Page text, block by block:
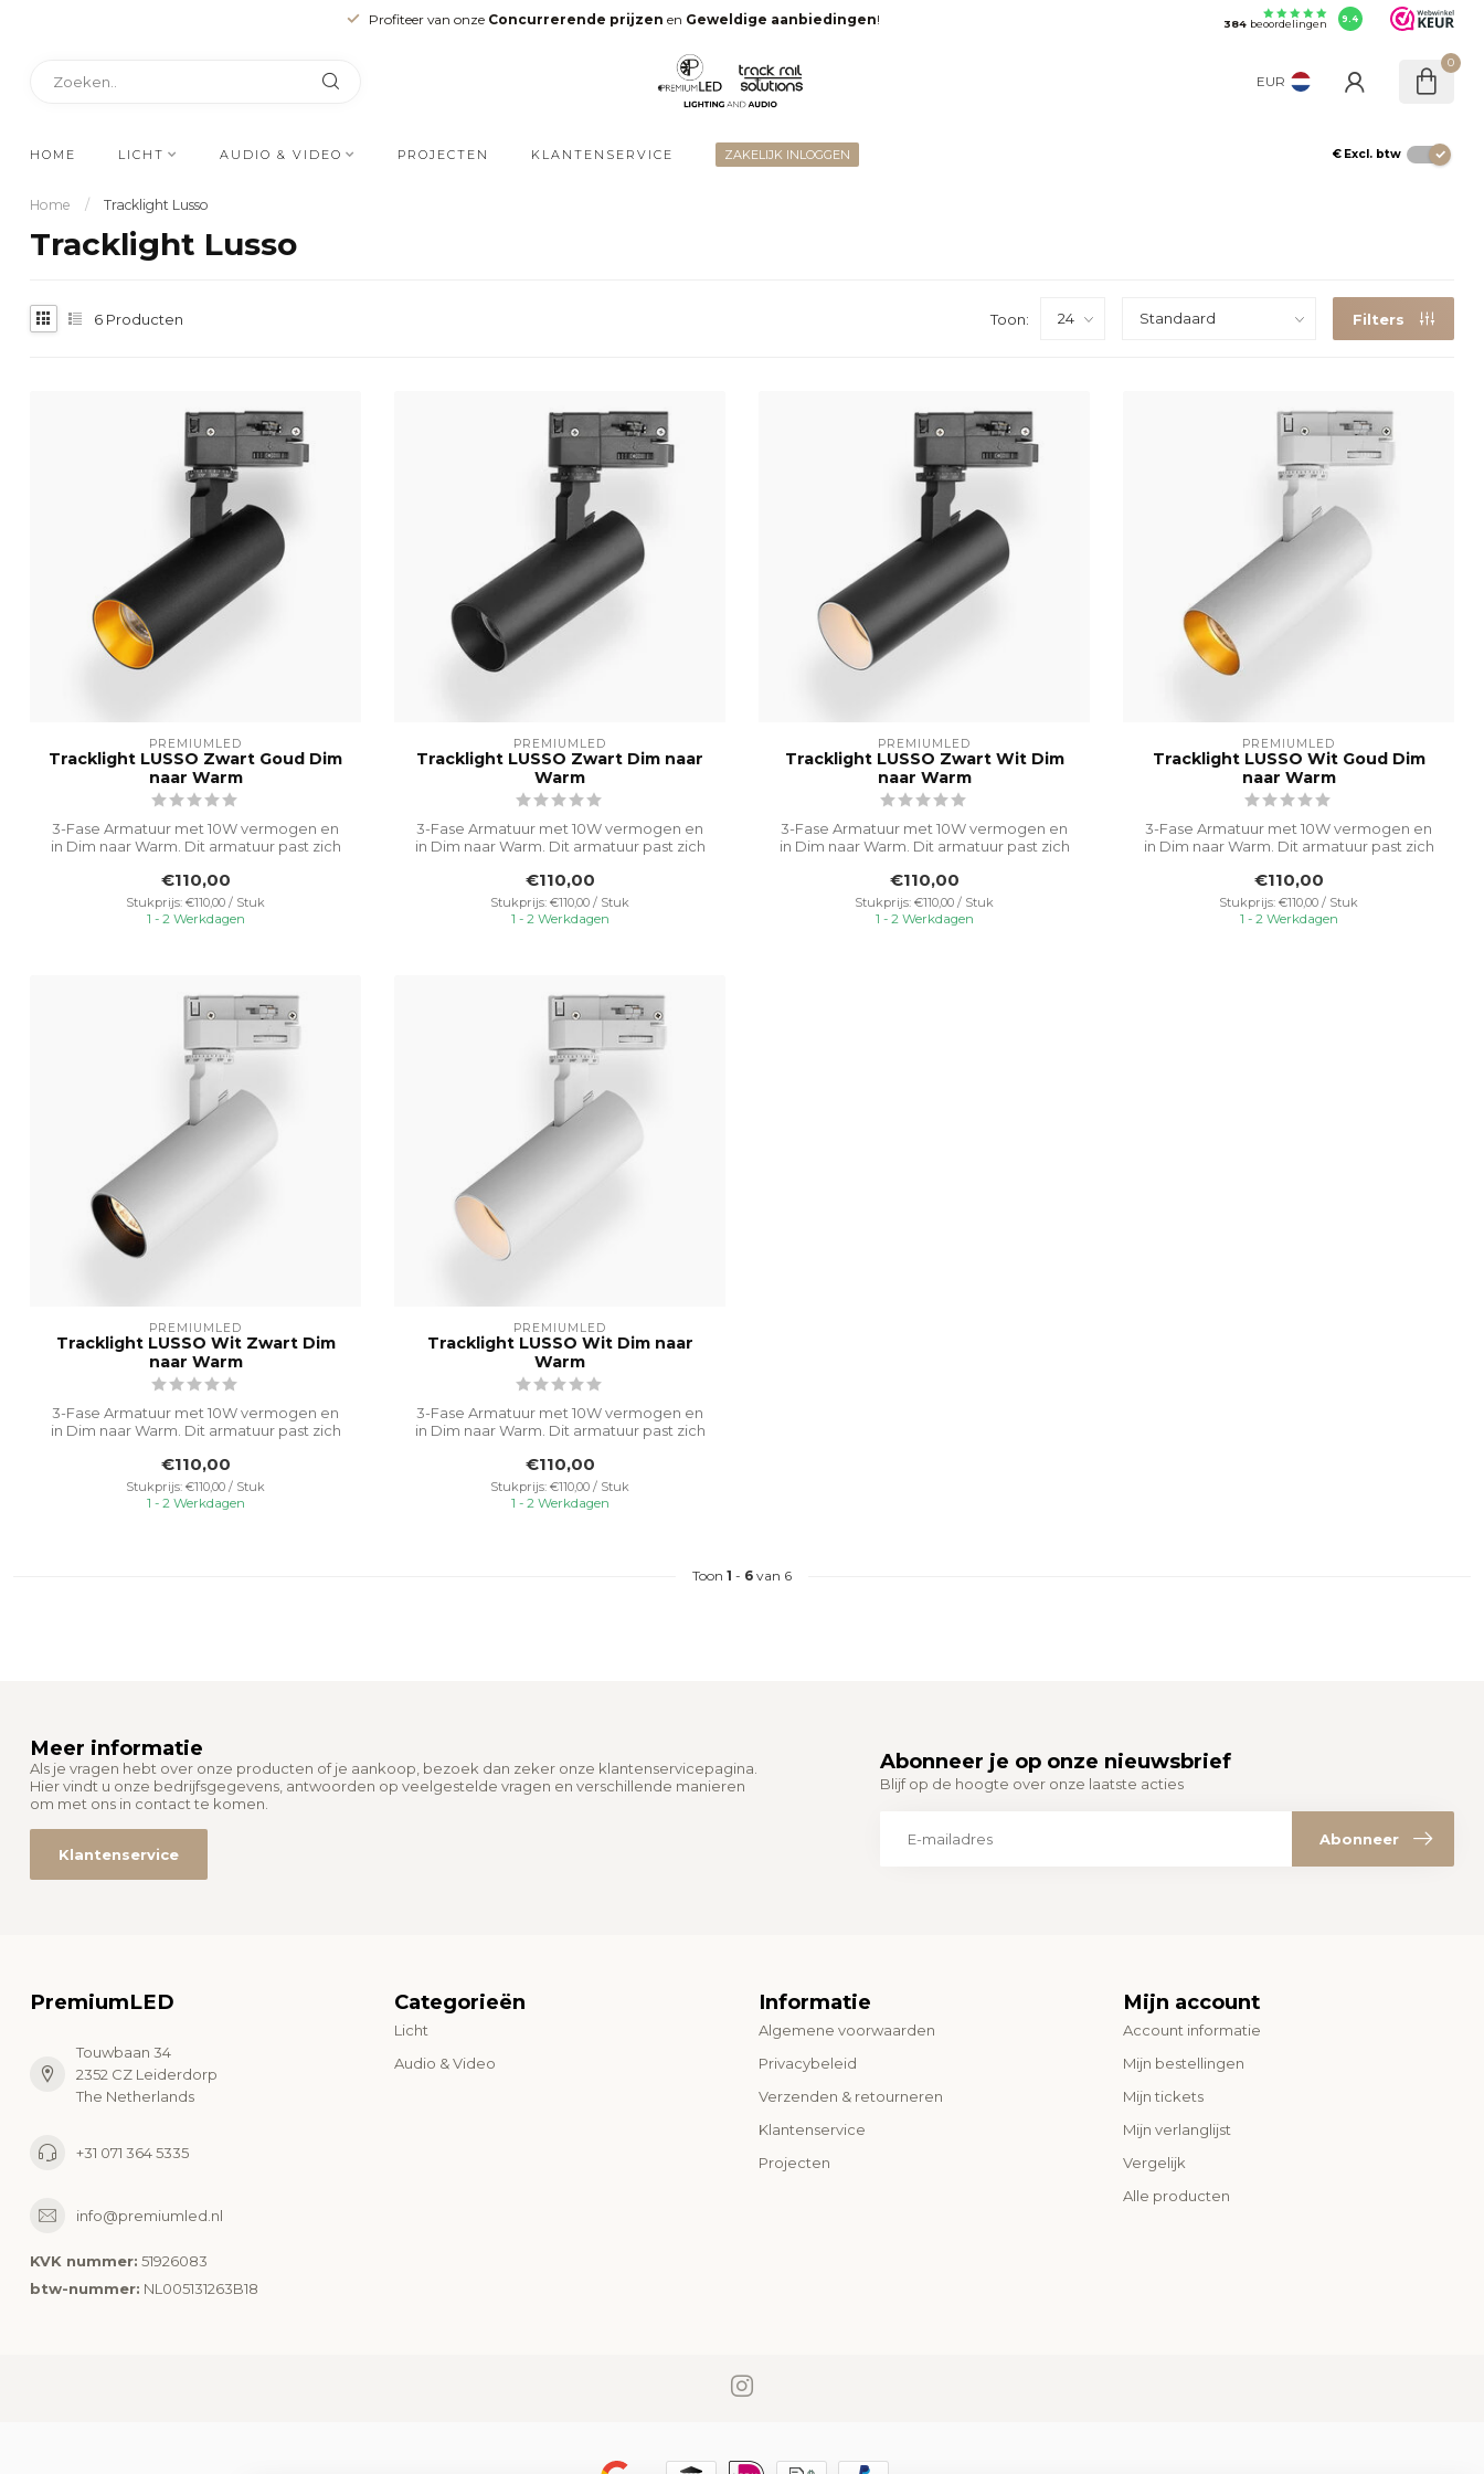
Profiteer van onze Concurrerende prijzen en Geweldige aanbiedingen! 384beoordelingen 9.4
EUR
0
HOME LICHT AUDIO & VIDEO PROJECTEN KLANTENSERVICE ZAKELIJK INLOGGEN € Excl. btw
Home / Tracklight Lusso
Tracklight Lusso
6 Producten Toon: Filters
PREMIUMLED
Tracklight LUSSO Zwart Goud Dim
naar Warm
3-Fase Armatuur met 10W vermogen en
in Dim naar Warm. Dit armatuur past zich
€110,00
Stukprijs: €110,00 / Stuk
1 - 2 Werkdagen
PREMIUMLED
Tracklight LUSSO Zwart Dim naar
Warm
3-Fase Armatuur met 10W vermogen en
in Dim naar Warm. Dit armatuur past zich
€110,00
Stukprijs: €110,00 / Stuk
1 - 2 Werkdagen
PREMIUMLED
Tracklight LUSSO Zwart Wit Dim
naar Warm
3-Fase Armatuur met 10W vermogen en
in Dim naar Warm. Dit armatuur past zich
€110,00
Stukprijs: €110,00 / Stuk
1 - 2 Werkdagen
PREMIUMLED
Tracklight LUSSO Wit Goud Dim
naar Warm
3-Fase Armatuur met 10W vermogen en
in Dim naar Warm. Dit armatuur past zich
€110,00
Stukprijs: €110,00 / Stuk
1 - 2 Werkdagen
PREMIUMLED
Tracklight LUSSO Wit Zwart Dim
naar Warm
3-Fase Armatuur met 10W vermogen en
in Dim naar Warm. Dit armatuur past zich
€110,00
Stukprijs: €110,00 / Stuk
1 - 2 Werkdagen
PREMIUMLED
Tracklight LUSSO Wit Dim naar
Warm
3-Fase Armatuur met 10W vermogen en
in Dim naar Warm. Dit armatuur past zich
€110,00
Stukprijs: €110,00 / Stuk
1 - 2 Werkdagen
Toon 1 - 6 van 6
Meer informatie
Als je vragen hebt over onze producten of je aankoop, bezoek dan zeker onze klantenservicepagina.
Hier vindt u onze bedrijfsgegevens, antwoorden op veelgestelde vragen en verschillende manieren
om met ons in contact te komen.
Klantenservice
Abonneer je op onze nieuwsbrief
Blijf op de hoogte over onze laatste acties
Abonneer
PremiumLED
Touwbaan 34
2352 CZ Leiderdorp
The Netherlands
+31 071 364 5335
info@premiumled.nl
KVK nummer: 51926083
btw-nummer: NL005131263B18
Categorieën
Licht
Audio & Video
Informatie
Algemene voorwaarden
Privacybeleid
Verzenden & retourneren
Klantenservice
Projecten
Mijn account
Account informatie
Mijn bestellingen
Mijn tickets
Mijn verlanglijst
Vergelijk
Alle producten